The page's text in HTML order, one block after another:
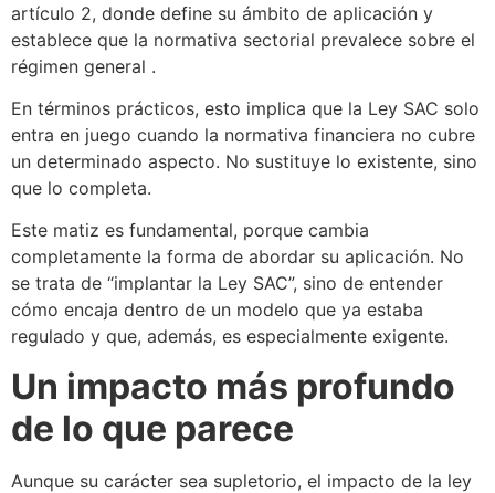
artículo 2, donde define su ámbito de aplicación y
establece que la normativa sectorial prevalece sobre el
régimen general .
En términos prácticos, esto implica que la Ley SAC solo
entra en juego cuando la normativa financiera no cubre
un determinado aspecto. No sustituye lo existente, sino
que lo completa.
Este matiz es fundamental, porque cambia
completamente la forma de abordar su aplicación. No
se trata de “implantar la Ley SAC”, sino de entender
cómo encaja dentro de un modelo que ya estaba
regulado y que, además, es especialmente exigente.
Un impacto más profundo
de lo que parece
Aunque su carácter sea supletorio, el impacto de la ley